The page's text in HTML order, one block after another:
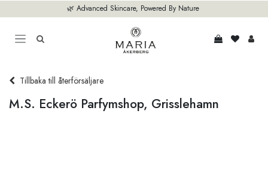
🌿 Advanced Skincare, Powered By Nature
Tillbaka till återförsäljare
M.S. Eckerö Parfymshop, Grisslehamn